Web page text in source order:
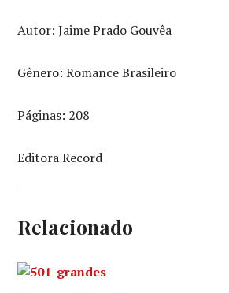
Autor: Jaime Prado Gouvêa
Gênero: Romance Brasileiro
Páginas: 208
Editora Record
Relacionado